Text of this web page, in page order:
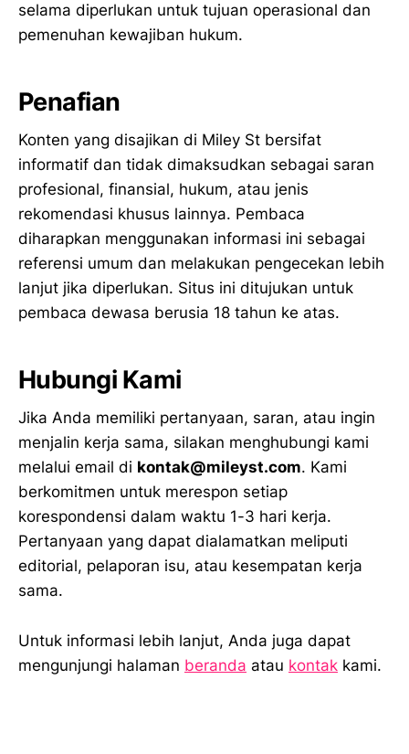
selama diperlukan untuk tujuan operasional dan
pemenuhan kewajiban hukum.
Penafian
Konten yang disajikan di Miley St bersifat
informatif dan tidak dimaksudkan sebagai saran
profesional, finansial, hukum, atau jenis
rekomendasi khusus lainnya. Pembaca
diharapkan menggunakan informasi ini sebagai
referensi umum dan melakukan pengecekan lebih
lanjut jika diperlukan. Situs ini ditujukan untuk
pembaca dewasa berusia 18 tahun ke atas.
Hubungi Kami
Jika Anda memiliki pertanyaan, saran, atau ingin
menjalin kerja sama, silakan menghubungi kami
melalui email di kontak@mileyst.com. Kami
berkomitmen untuk merespon setiap
korespondensi dalam waktu 1-3 hari kerja.
Pertanyaan yang dapat dialamatkan meliputi
editorial, pelaporan isu, atau kesempatan kerja
sama.
Untuk informasi lebih lanjut, Anda juga dapat
mengunjungi halaman beranda atau kontak kami.